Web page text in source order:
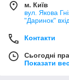
м. Київ
вул. Якова
"Даринок"
Контакти
Сьогодні
Показати